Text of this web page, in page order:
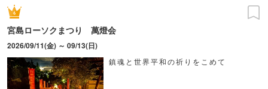
宮島ローソクまつり 萬燈会
2026/09/11(金) ～ 09/13(日)
鎮魂と世界平和の祈りをこめて